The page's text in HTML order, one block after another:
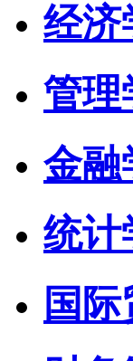
经济
管理
金融
统计
国